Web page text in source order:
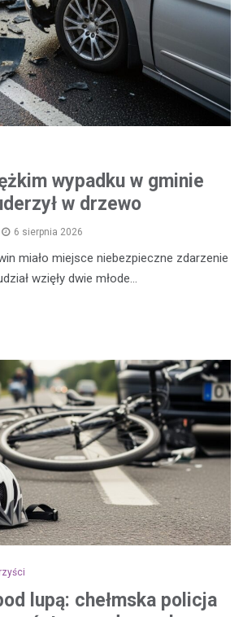
wypadku w gminie
w drzewo
6 sierpnia 2026
miało miejsce niebezpieczne zdarzenie
wzięły dwie młode…
lupą: chełmska policja